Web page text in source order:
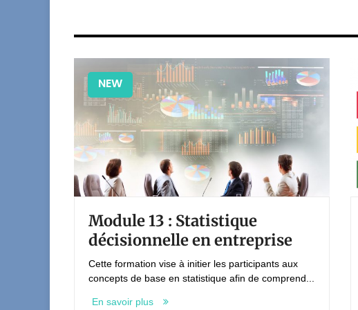
Module 13 : Statistique
décisionnelle en entreprise
NEW
Cette formation vise à initier les participants aux
concepts de base en statistique afin de comprend...
En savoir plus